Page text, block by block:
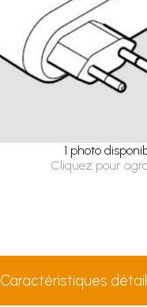
1 photo
Cliquez pour
Caractéristiques